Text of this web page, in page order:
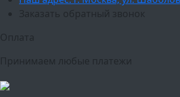
Заказать обратный звонок
Оплата
Принимаем любые платежи